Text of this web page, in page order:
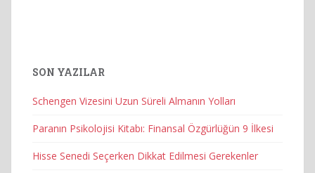
SON YAZILAR
Schengen Vizesini Uzun Süreli Almanın Yolları
Paranın Psikolojisi Kitabı: Finansal Özgürlüğün 9 İlkesi
Hisse Senedi Seçerken Dikkat Edilmesi Gerekenler